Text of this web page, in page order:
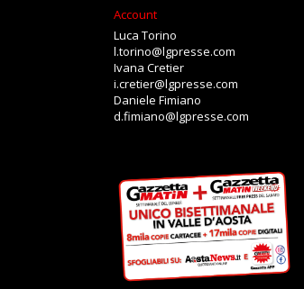
Account
Luca Torino
l.torino@lgpresse.com
Ivana Cretier
i.cretier@lgpresse.com
Daniele Fimiano
d.fimiano@lgpresse.com